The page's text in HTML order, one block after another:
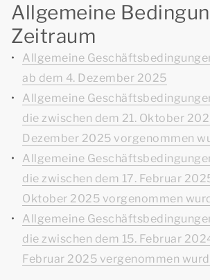
Allgemeine
Zeitraum
Allgemeine
ab dem 4. Dezember 2025
Allgemeine
die zwischen dem 21. Oktober
Dezember 2025 vorgenommen
Allgemeine
die zwischen dem 17. Februar
Oktober 2025 vorgenommen
Allgemeine
die zwischen dem 15. Februar
Februar 2025 vergenommen